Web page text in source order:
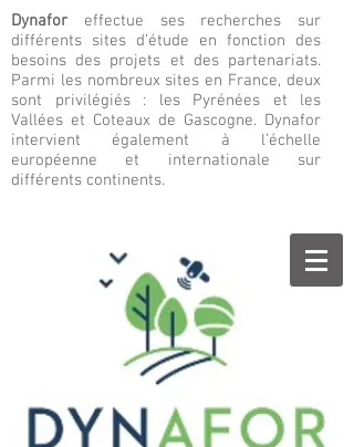
Dynafor effectue ses recherches sur
différents sites d’étude en fonction des
besoins des projets et des partenariats.
Parmi les nombreux sites en France, deux
sont privilégiés : les Pyrénées et les
Vallées et Coteaux de Gascogne. Dynafor
intervient également à l’échelle
européenne et internationale sur
différents continents.